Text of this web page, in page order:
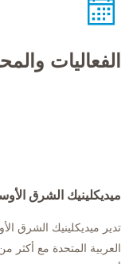
الفعاليات
ميديكلينيك الشرق
تدير ميديكلينيك الشرق